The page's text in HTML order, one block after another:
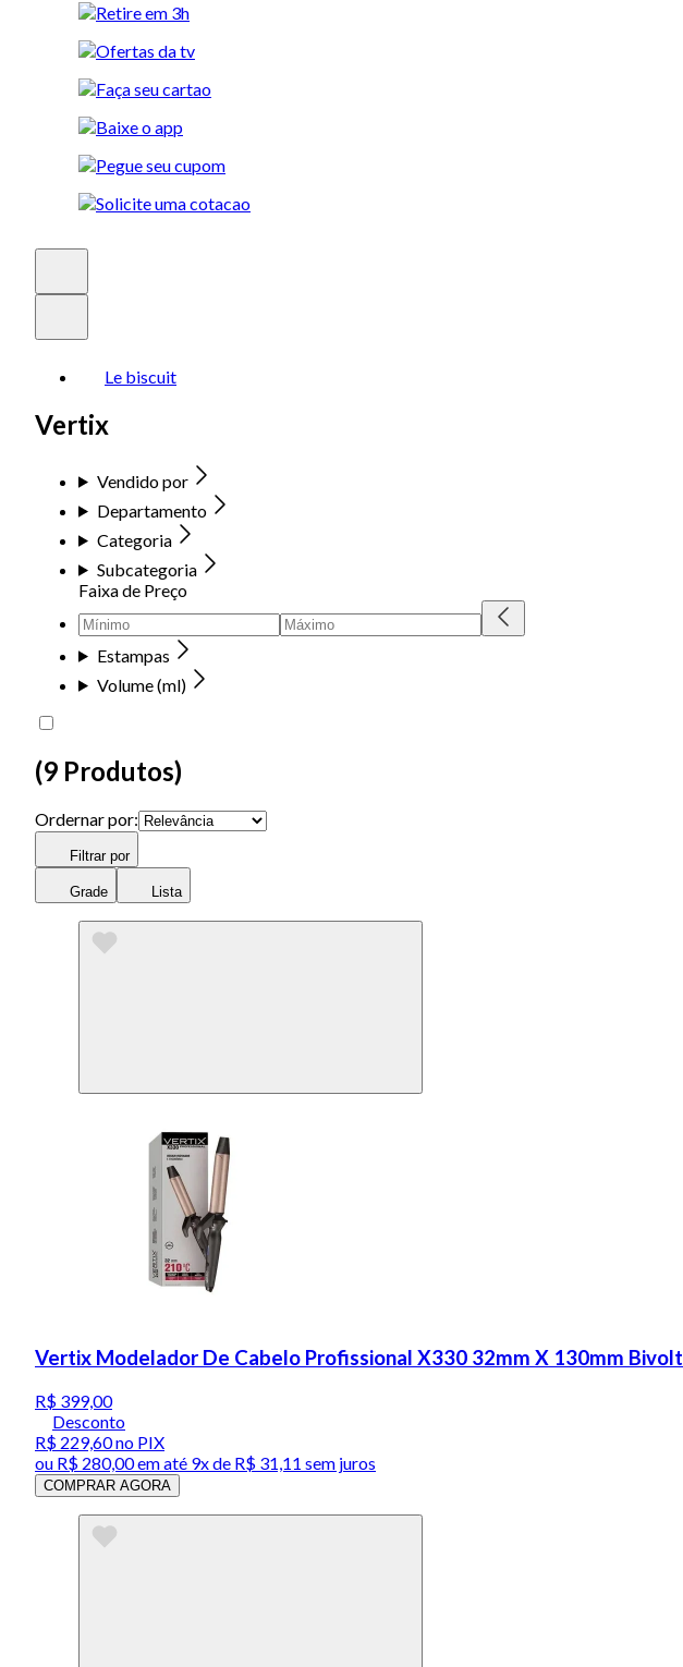
Le biscuit
Vertix
Vendido por
Departamento
Categoria
Subcategoria
Faixa de Preço
Estampas
Volume (ml)
(9 Produtos)
Ordernar por:
Filtrar por
Grade Lista
Vertix Modelador De Cabelo Profissional X330 32mm X 130mm Bivolt
R$ 399,00
Desconto
R$ 229,60no PIX
ou R$ 280,00em até 9x de R$ 31,11 sem juros
COMPRAR AGORA